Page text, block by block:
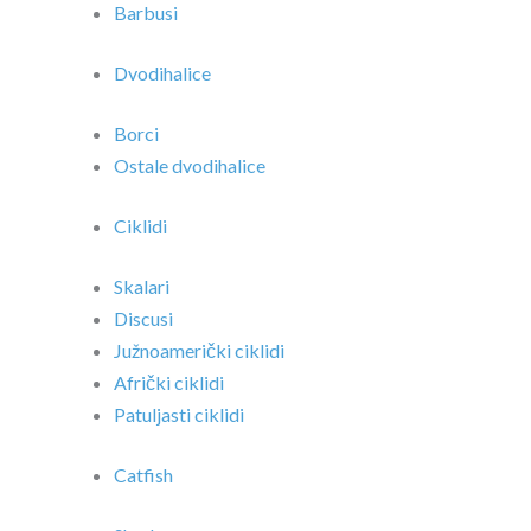
Barbusi
Dvodihalice
Borci
Ostale dvodihalice
Ciklidi
Skalari
Discusi
Južnoamerički ciklidi
Afrički ciklidi
Patuljasti ciklidi
Catfish